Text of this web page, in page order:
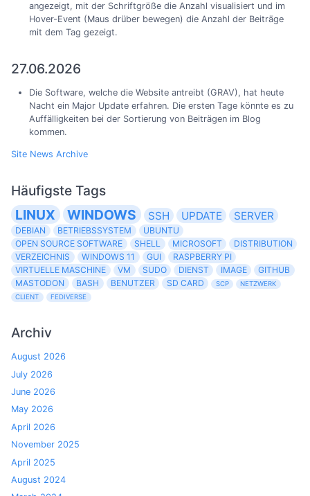
angezeigt, mit der Schriftgröße die Anzahl visualisiert und im
Hover-Event (Maus drüber bewegen) die Anzahl der Beiträge
mit dem Tag gezeigt.
27.06.2026
Die Software, welche die Website antreibt (GRAV), hat heute
Nacht ein Major Update erfahren. Die ersten Tage könnte es zu
Auffälligkeiten bei der Sortierung von Beiträgen im Blog
kommen.
Site News Archive
Häufigste Tags
LINUX
WINDOWS SSH UPDATE SERVER
DEBIAN BETRIEBSSYSTEM
UBUNTU
OPEN SOURCE SOFTWARE
SHELL MICROSOFT
DISTRIBUTION
VERZEICHNIS
WINDOWS 11 GUI
RASPBERRY PI
VIRTUELLE MASCHINE
VM SUDO DIENST IMAGE
GITHUB
MASTODON
BASH BENUTZER SD CARD SCP
NETZWERK
CLIENT
FEDIVERSE
Archiv
August 2026
July 2026
June 2026
May 2026
April 2026
November 2025
April 2025
August 2024